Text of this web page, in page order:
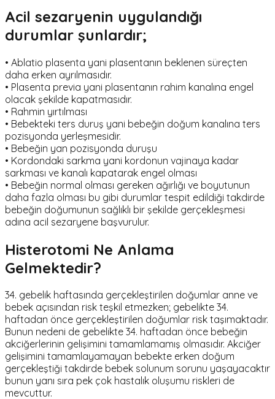
Acil sezaryenin uygulandığı
durumlar şunlardır;
• Ablatio plasenta yani plasentanın beklenen süreçten
daha erken ayrılmasıdır.
• Plasenta previa yani plasentanın rahim kanalına engel
olacak şekilde kapatmasıdır.
• Rahmin yırtılması
• Bebekteki ters duruş yani bebeğin doğum kanalına ters
pozisyonda yerleşmesidir.
• Bebeğin yan pozisyonda duruşu
• Kordondaki sarkma yani kordonun vajinaya kadar
sarkması ve kanalı kapatarak engel olması
• Bebeğin normal olması gereken ağırlığı ve boyutunun
daha fazla olması bu gibi durumlar tespit edildiği takdirde
bebeğin doğumunun sağlıklı bir şekilde gerçekleşmesi
adına acil sezaryene başvurulur.
Histerotomi Ne Anlama
Gelmektedir?
34. gebelik haftasında gerçekleştirilen doğumlar anne ve
bebek açısından risk teşkil etmezken; gebelikte 34.
haftadan önce gerçekleştirilen doğumlar risk taşımaktadır.
Bunun nedeni de gebelikte 34. haftadan önce bebeğin
akciğerlerinin gelişimini tamamlamamış olmasıdır. Akciğer
gelişimini tamamlayamayan bebekte erken doğum
gerçekleştiği takdirde bebek solunum sorunu yaşayacaktır
bunun yanı sıra pek çok hastalık oluşumu riskleri de
mevcuttur.